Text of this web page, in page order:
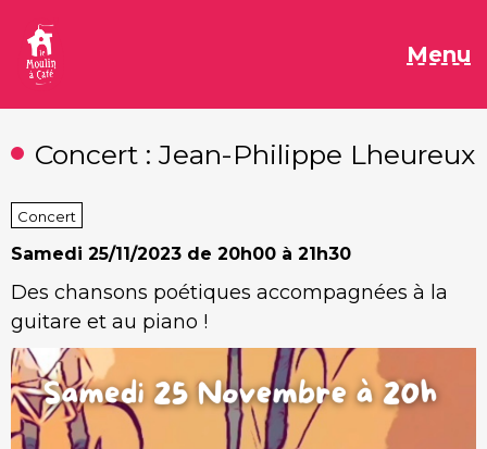
contenu
Menu
Concert : Jean-Philippe Lheureux
Concert
Samedi 25/11/2023 de 20h00 à 21h30
Des chansons poétiques accompagnées à la
guitare et au piano !